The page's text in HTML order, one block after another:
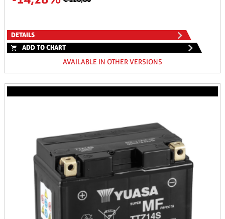
DETAILS
ADD TO CHART
AVAILABLE IN OTHER VERSIONS